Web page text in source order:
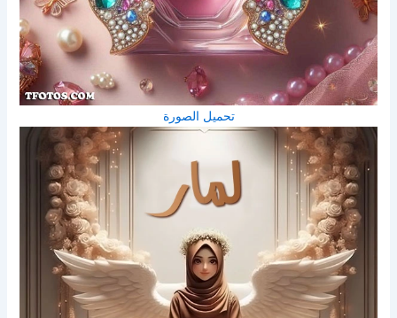
تحميل الصورة